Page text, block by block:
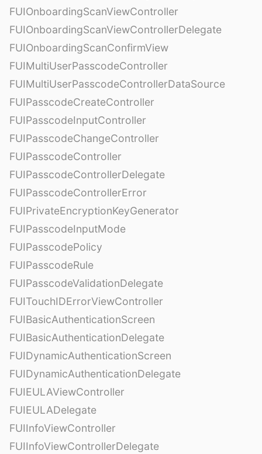
FUIOnboardingScanViewController
FUIOnboardingScanViewControllerDelegate
FUIOnboardingScanConfirmView
FUIMultiUserPasscodeController
FUIMultiUserPasscodeControllerDataSource
FUIPasscodeCreateController
FUIPasscodeInputController
FUIPasscodeChangeController
FUIPasscodeController
FUIPasscodeControllerDelegate
FUIPasscodeControllerError
FUIPrivateEncryptionKeyGenerator
FUIPasscodeInputMode
FUIPasscodePolicy
FUIPasscodeRule
FUIPasscodeValidationDelegate
FUITouchIDErrorViewController
FUIBasicAuthenticationScreen
FUIBasicAuthenticationDelegate
FUIDynamicAuthenticationScreen
FUIDynamicAuthenticationDelegate
FUIEULAViewController
FUIEULADelegate
FUIInfoViewController
FUIInfoViewControllerDelegate